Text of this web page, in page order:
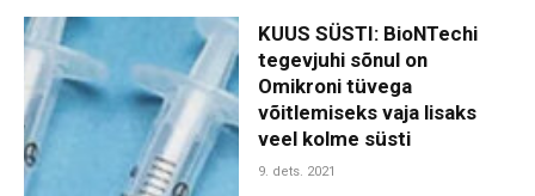
KUUS SÜSTI: BioNTechi
tegevjuhi sõnul on
Omikroni tüvega
võitlemiseks vaja lisaks
veel kolme süsti
9. dets. 2021